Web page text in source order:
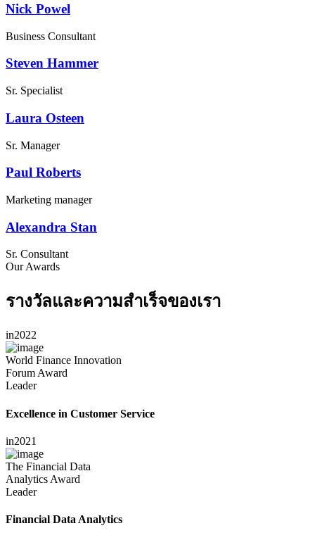
Nick Powel
Business Consultant
Steven Hammer
Sr. Specialist
Laura Osteen
Sr. Manager
Paul Roberts
Marketing manager
Alexandra Stan
Sr. Consultant
Our Awards
รางวัลและความสำเร็จของเรา
in2022
World Finance Innovation
Forum Award
Leader
Excellence in Customer Service
in2021
The Financial Data
Analytics Award
Leader
Financial Data Analytics